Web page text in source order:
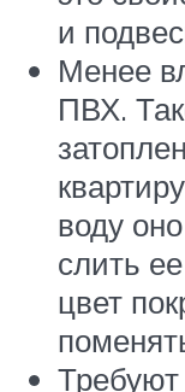
и
Менее
ПВХ.
воду
слить
цвет